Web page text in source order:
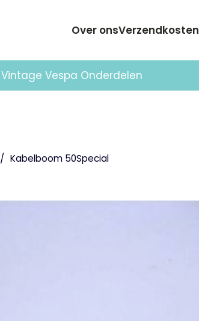
Over onsVerzendkosten
Vintage Vespa Onderdelen
/ Kabelboom 50Special